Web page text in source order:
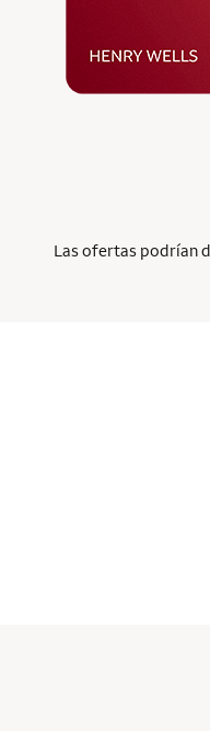
Las ofertas podrían